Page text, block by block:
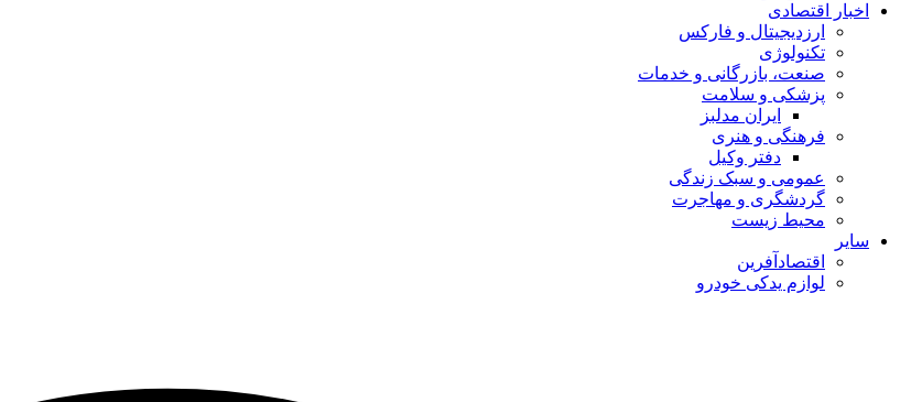
اخبار اقتصادی
ارزدیجیتال و فارکس
تکنولوژی
صنعت، بازرگانی و خدمات
پزشکی و سلامت
ایران مدلبز
فرهنگی و هنری
دفتر وکیل
عمومی و سبک زندگی
گردشگری و مهاجرت
محیط زیست
سایر
اقتصادآفرین
لوازم یدکی خودرو